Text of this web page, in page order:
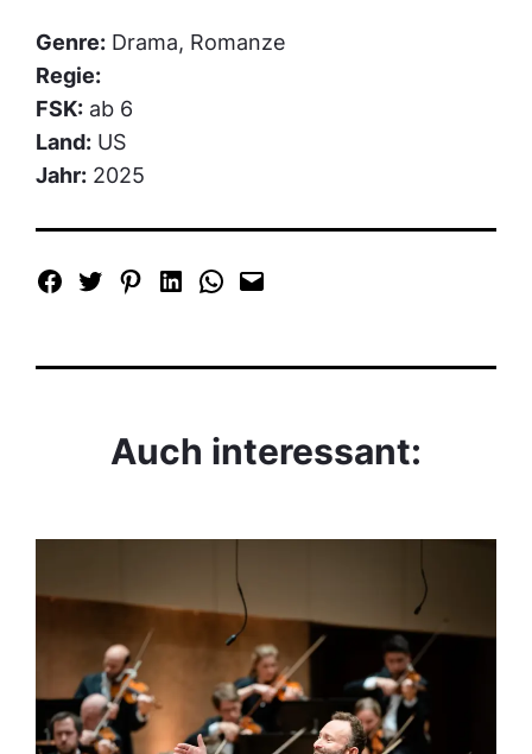
Genre: Drama, Romanze
Regie:
FSK: ab 6
Land: US
Jahr: 2025
Auch interessant: